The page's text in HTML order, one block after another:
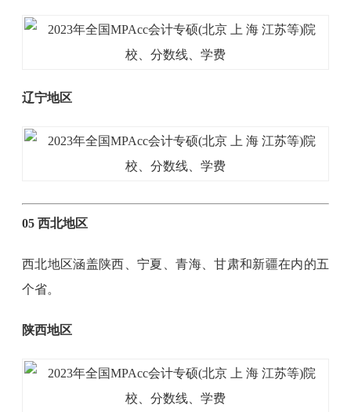
辽宁地区
05 西北地区
西北地区涵盖陕西、宁夏、青海、甘肃和新疆在内的五
个省。
陕西地区